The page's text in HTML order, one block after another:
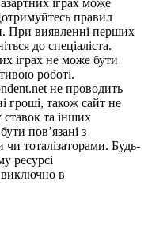
правил
При виявленні перших
до спеціаліста.
іграх не може бути
роботі.
не проводить
гроші, також сайт не
ставок та інших
пов’язані з
тоталізаторами. Будь-
ресурсі
виключно в